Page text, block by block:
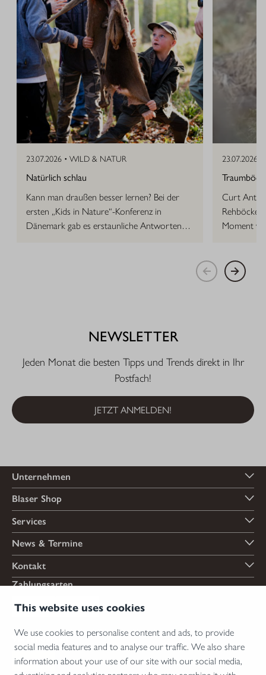
This website uses cookies
We use cookies to personalise content and ads, to provide
social media features and to analyse our traffic. We also share
information about your use of our site with our social media,
23.07.2026 • WILD & NATUR
Natürlich schlau
Kann man draußen besser lernen? Bei der
ersten „Kids in Nature“-Konferenz in
Dänemark gab es erstaunliche Antworten
23.07.2026 •
Curt Anton
Rehböcke,
Moment
NEWSLETTER
Jeden Monat die besten Tipps und Trends direkt in Ihr
Postfach!
JETZT ANMELDEN!
Unternehmen
Blaser Shop
Services
News & Termine
Kontakt
Zahlungsarten
Versandarten